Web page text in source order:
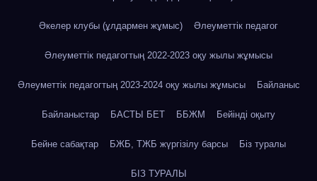
Әкелер клубы (ұлдармен жұмыс) Әлеуметтік педагог
Әлеуметтік педагогтың 2022-2023 оқу жылы жұмысы
Әлеуметтік педагогтың 2023-2024 оқу жылы жұмысы Байланыс
Байланыстар БАСТЫ БЕТ ББЖМ Бейінді оқыту
Бейне сабақтар БЖБ, ТЖБ жүргізілу барсы Біз туралы
БІЗ ТУРАЛЫ